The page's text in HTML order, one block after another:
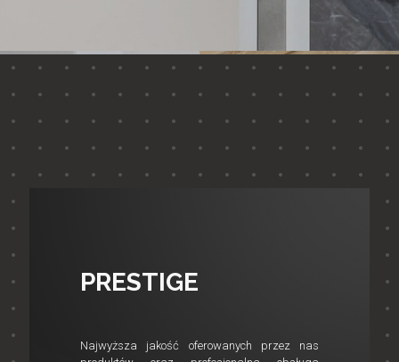
PRESTIGE
Najwyższa jakość oferowanych przez nas